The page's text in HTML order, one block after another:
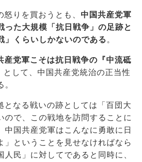
りを買おうとも、 中国共産党軍
った大規模「抗日戦争」の足跡と
」くらいしかないのである。
産党軍こそは抗日戦争の『中流砥
として、中国共産党統治の正当性
となる戦いの跡としては「百団大
ので、この戦地を訪問することに
中国共産党軍はこんなに勇敢に日
」ということを見せなければなら
人民」に対してであると同時に、